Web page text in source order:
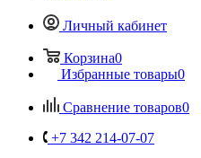
Личный кабинет
Корзина0
Избранные товары0
Сравнение товаров0
+7 342 214-07-07